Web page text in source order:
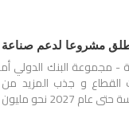
مشروعا لدعم صناعة
مجموعة البنك الدولي
و جذب المزيد من
مليون دولار…